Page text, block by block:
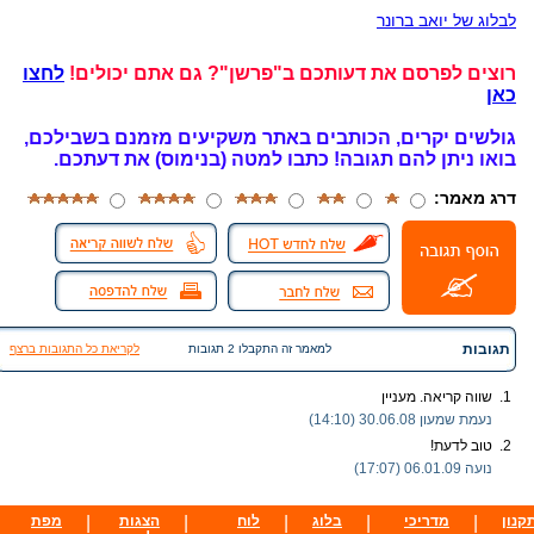
לבלוג של יואב ברונר
רוצים לפרסם את דעותכם ב"פרשן"? גם אתם יכולים! לחצו
כאן
גולשים יקרים, הכותבים באתר משקיעים מזמנם בשבילכם,
בואו ניתן להם תגובה! כתבו למטה (בנימוס) את דעתכם.
דרג מאמר:
תגובות למאמר זה התקבלו 2 תגובות לקריאת כל התגובות ברצף
1.
שווה קריאה. מעניין
נעמת שמעון 30.06.08 (14:10)
2.
טוב לדעת!
נועה 06.01.09 (17:07)
מדריכי
בלוג
לוח
הצגות
מפת